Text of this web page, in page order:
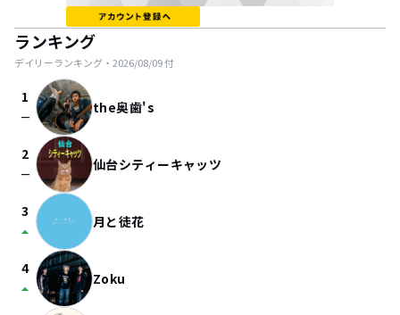
ランキング
デイリーランキング・ 2026/08/09付
1
check_indeterminate_small the奥歯's
2
check_indeterminate_small 仙台シティーキャッツ
3
arrow_drop_up 月と徒花
4
arrow_drop_up Zoku